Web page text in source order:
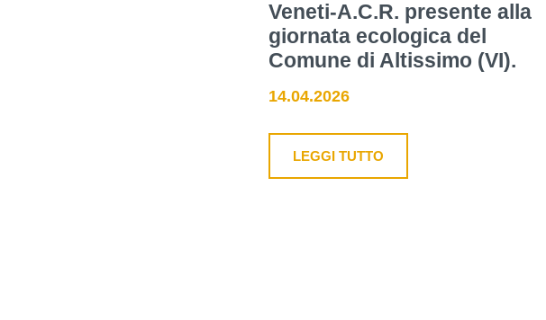
Veneti-A.C.R. presente alla
giornata ecologica del
Comune di Altissimo (VI).
14.04.2026
LEGGI TUTTO